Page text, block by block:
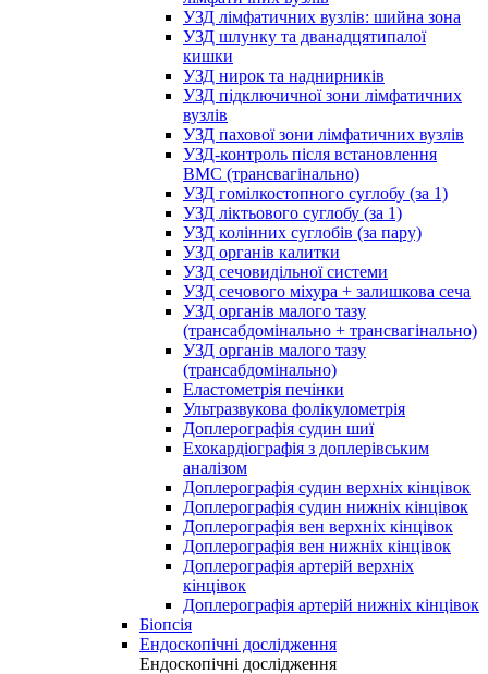
УЗД лімфатичних вузлів: шийна зона
УЗД шлунку та дванадцятипалої
кишки
УЗД нирок та наднирників
УЗД підключичної зони лімфатичних
вузлів
УЗД пахової зони лімфатичних вузлів
УЗД-контроль після встановлення
ВМС (трансвагінально)
УЗД гомілкостопного суглобу (за 1)
УЗД ліктьового суглобу (за 1)
УЗД колінних суглобів (за пару)
УЗД органів калитки
УЗД сечовидільної системи
УЗД сечового міхура + залишкова сеча
УЗД органів малого тазу
(трансабдомінально + трансвагінально)
УЗД органів малого тазу
(трансабдомінально)
Еластометрія печінки
Ультразвукова фолікулометрія
Доплерографія судин шиї
Ехокардіографія з доплерівським
аналізом
Доплерографія судин верхніх кінцівок
Доплерографія судин нижніх кінцівок
Доплерографія вен верхніх кінцівок
Доплерографія вен нижніх кінцівок
Доплерографія артерій верхніх
кінцівок
Доплерографія артерій нижніх кінцівок
Біопсія
Ендоскопічні дослідження
Ендоскопічні дослідження